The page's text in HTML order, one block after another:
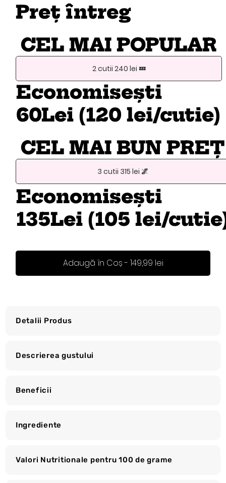
Preț întreg
CEL MAI POPULAR
2 cutii 240 lei 💤
Economisești
60Lei (120 lei/cutie)
CEL MAI BUN
3 cutii 315 lei 🌌
Economisești
135Lei (105 lei/
Detalii Produs
Descrierea gustului
Beneficii
Ingrediente
Valori Nutritionale pentru 100 de grame
Adaugă în Coș - 149,99 lei